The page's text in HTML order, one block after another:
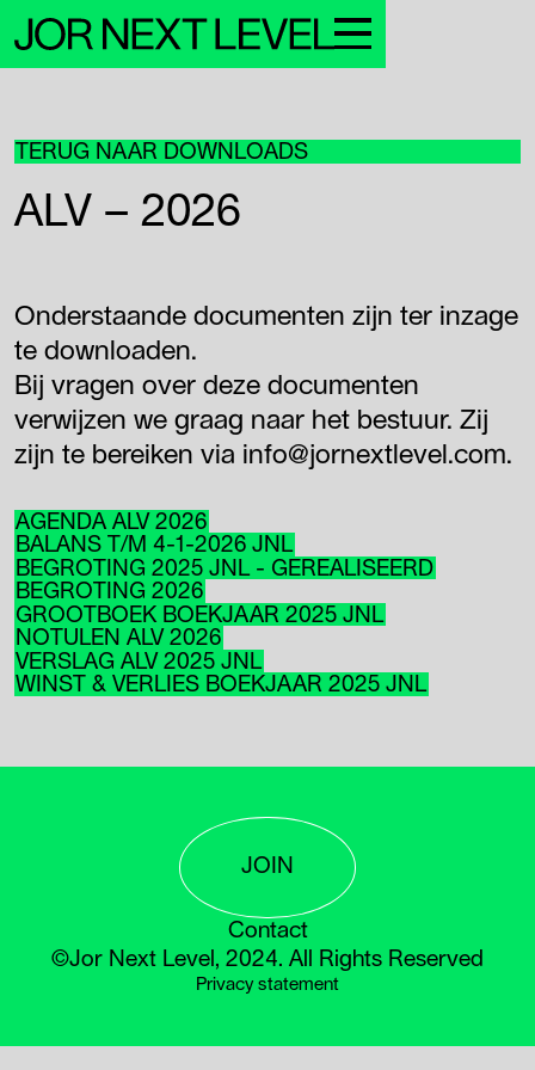
Leden
Nieuws & events
TERUG NAAR DOWNLOADS
ALV – 2026
Onderstaande documenten zijn ter inzage
te downloaden.
Bij vragen over deze documenten
verwijzen we graag naar het bestuur. Zij
zijn te bereiken via info@jornextlevel.com.
AGENDA ALV 2026
BALANS T/M 4-1-2026 JNL
BEGROTING 2025 JNL - GEREALISEERD
BEGROTING 2026
GROOTBOEK BOEKJAAR 2025 JNL
NOTULEN ALV 2026
VERSLAG ALV 2025 JNL
WINST & VERLIES BOEKJAAR 2025 JNL
Contact
©Jor Next Level, 2024. All Rights Reserved
Privacy statement
JOIN